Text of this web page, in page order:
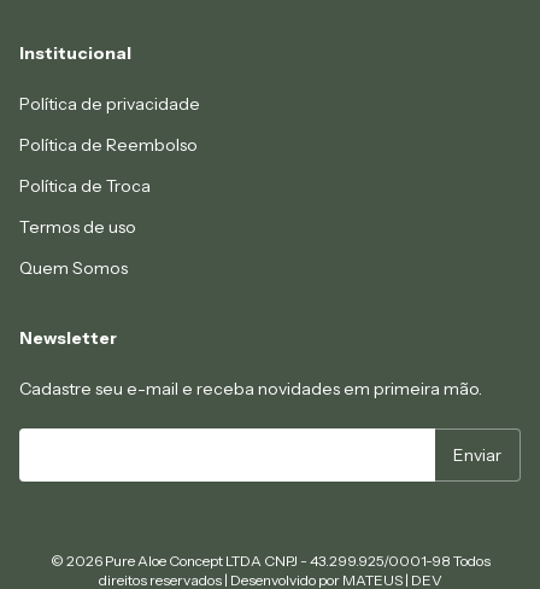
Institucional
Política de privacidade
Política de Reembolso
Política de Troca
Termos de uso
Quem Somos
Newsletter
Cadastre seu e-mail e receba novidades em primeira mão.
© 2026 Pure Aloe Concept LTDA CNPJ - 43.299.925/0001-98 Todos
direitos reservados | Desenvolvido por MATEUS | DEV